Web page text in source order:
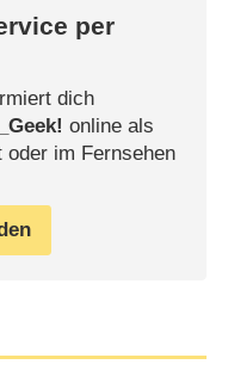
per
dich
online als
im Fernsehen